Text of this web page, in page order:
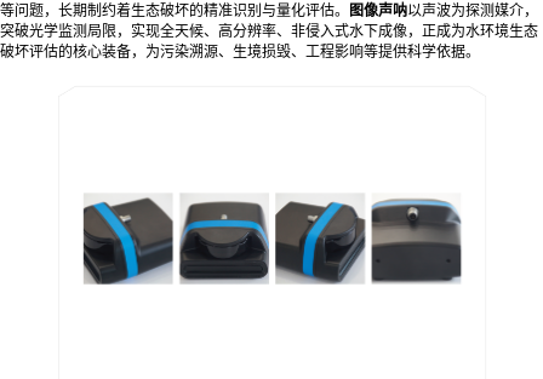
等问题，长期制约着生态破坏的精准识别与量化评估。
图像声呐以声波为探测媒介，
突破光学监测局限，实现全天候、高分辨率、非侵入式水下成像，正成为水环境生态
破坏评估的核心装备，为污染溯源、生境损毁、工程影响等提供科学依据。